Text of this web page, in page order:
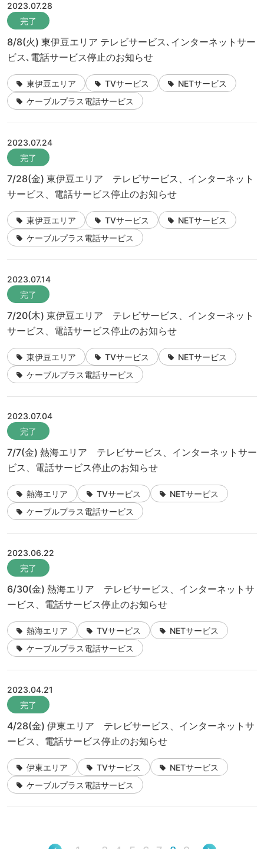
2023.07.28
完了
8/8(火) 東伊豆エリア テレビサービス､インターネットサー
ビス､電話サービス停止のお知らせ
東伊豆エリア TVサービス
NETサービス
ケーブルプラス電話サービス
2023.07.24
完了
7/28(金) 東伊豆エリア テレビサービス、インターネット
サービス、電話サービス停止のお知らせ
東伊豆エリア TVサービス
NETサービス
ケーブルプラス電話サービス
2023.07.14
完了
7/20(木) 東伊豆エリア テレビサービス、インターネット
サービス、電話サービス停止のお知らせ
東伊豆エリア TVサービス
NETサービス
ケーブルプラス電話サービス
2023.07.04
完了
7/7(金) 熱海エリア テレビサービス、インターネットサー
ビス、電話サービス停止のお知らせ
熱海エリア TVサービス
NETサービス
ケーブルプラス電話サービス
2023.06.22
完了
6/30(金) 熱海エリア テレビサービス、インターネットサ
ービス、電話サービス停止のお知らせ
熱海エリア TVサービス
NETサービス
ケーブルプラス電話サービス
2023.04.21
完了
4/28(金) 伊東エリア テレビサービス、インターネットサ
ービス、電話サービス停止のお知らせ
伊東エリア TVサービス
NETサービス
ケーブルプラス電話サービス